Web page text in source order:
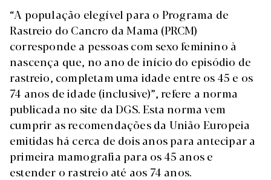
“A população elegível para o Programa de
Rastreio do Cancro da Mama (PRCM)
corresponde a pessoas com sexo feminino à
nascença que, no ano de início do episódio de
rastreio, completam uma idade entre os 45 e os
74 anos de idade (inclusive)”, refere a norma
publicada no site da DGS. Esta norma vem
cumprir as recomendações da União Europeia
emitidas há cerca de dois anos para antecipar a
primeira mamografia para os 45 anos e
estender o rastreio até aos 74 anos.